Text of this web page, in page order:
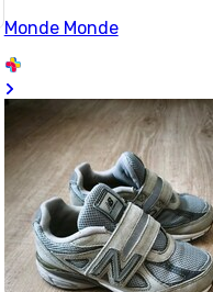
Monde Monde